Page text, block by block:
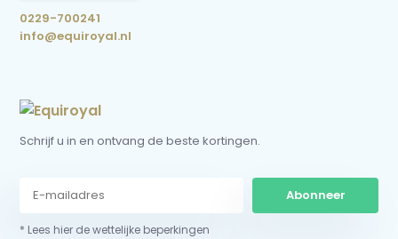
0229-700241
info@equiroyal.nl
Schrijf u in en ontvang de beste kortingen.
Abonneer
* Lees hier de wettelijke beperkingen